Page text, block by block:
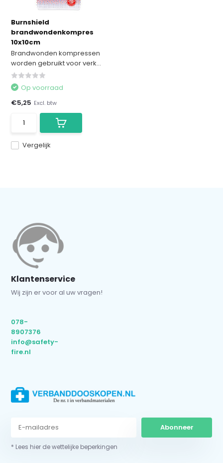
Burnshield
brandwondenkompres
10x10cm
Brandwonden kompressen
worden gebruikt voor verk...
Vergelijk
Op voorraad
€5,25 Excl. btw
Klantenservice
Wij zijn er voor al uw vragen!
078-
8907376
info@safety-
fire.nl
Abonneer
* Lees hier de wettelijke beperkingen